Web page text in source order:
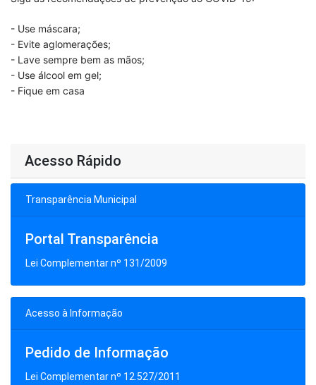
- Use máscara;
- Evite aglomerações;
- Lave sempre bem as mãos;
- Use álcool em gel;
- Fique em casa
Acesso Rápido
Transparência Municipal
Portal Transparência
Lei Complementar nº 131/2009
Acesso à Informação
Pedido de Informação
Lei Complementar nº 12.527/2011